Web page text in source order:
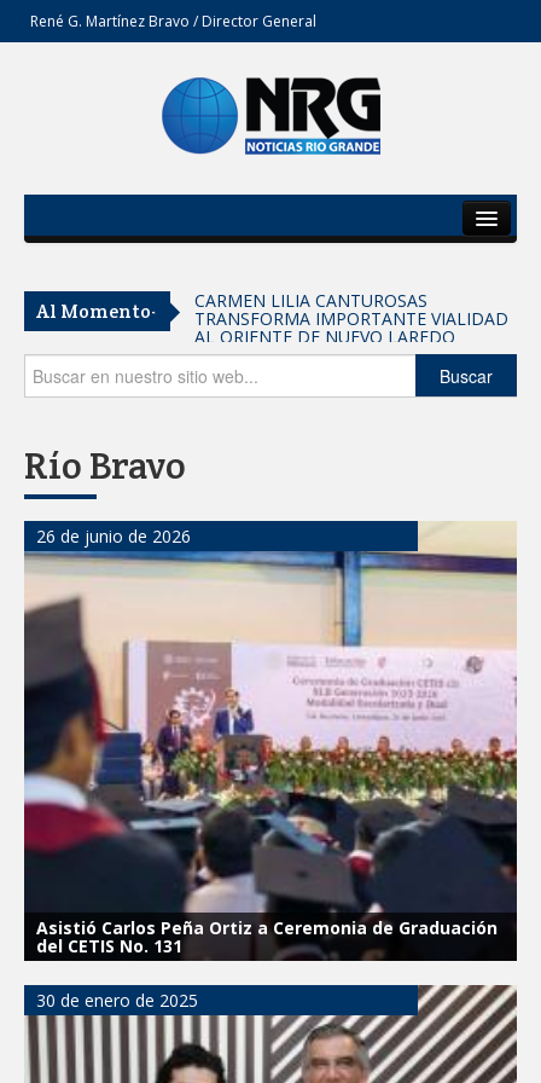
René G. Martínez Bravo / Director General
Del Estado
Secciones
Opinión
Al Momento- Tomaron vecinos de Integración Familiar
iniciativa de Acción y Conciencia
Fortalece la UAT el acceso a la
educación superior en comunidades
Lleva gobierno de Reynosa programa
Integración Familiar
CARMEN LILIA CANTUROSAS LE
CUMPLE A FAMILIAS DEL PONIENTE:
ABREN INSCRIPCIONES PARA NUEVA
PRIMARIA EN EL PROGRESO
Entrega SEBIEN paquetes alimentarios
en Tampico
FORTALECE IMJUVE SALUD MENTAL DE
JÓVENES CON TERAPIAS PSICOLÓGICAS
GRATUITAS
Llama Carlos Peña Ortiz a realizar
investigación en tema de la refinería
Coordinan la SST y SET acciones para
fortalecer la formación médica y la
bioética en Tamaulipas
EXHORTA PROTECCIÓN CIVIL A
ALTAS TEMPERATURAS DURANTE EL
PERIODO VACACIONAL
"Jefes de Familia", programa de apoyo
social municipal para los reynosenses
Buscar
Río Bravo
26 de junio de 2026
Asistió Carlos Peña Ortiz a Ceremonia de Graduación
del CETIS No. 131
30 de enero de 2025